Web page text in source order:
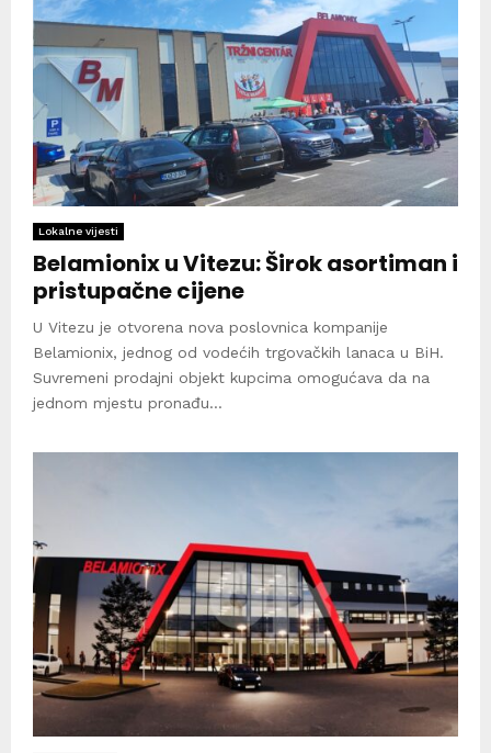
Lokalne vijesti
Belamionix u Vitezu: Širok asortiman i
pristupačne cijene
U Vitezu je otvorena nova poslovnica kompanije
Belamionix, jednog od vodećih trgovačkih lanaca u BiH.
Suvremeni prodajni objekt kupcima omogućava da na
jednom mjestu pronađu...